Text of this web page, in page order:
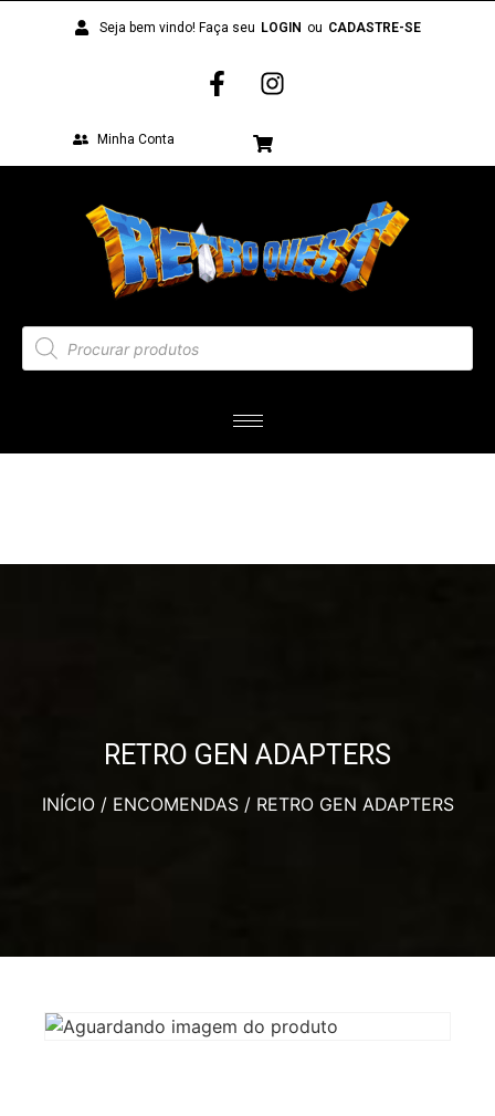
Seja bem vindo! Faça seu LOGIN ou CADASTRE-SE
Minha Conta
RETRO GEN ADAPTERS
INÍCIO/ ENCOMENDAS/ RETRO GEN ADAPTERS